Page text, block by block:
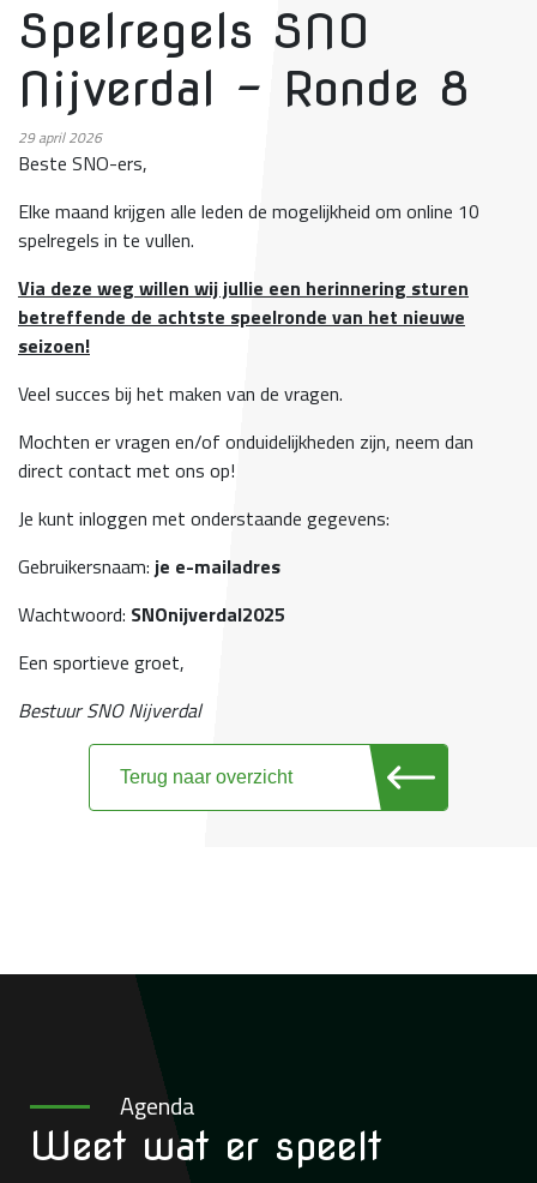
Spelregels SNO
Nijverdal - Ronde 8
29april 2026
Beste SNO-ers,
Elke maand krijgen alle leden de mogelijkheid om online 10
spelregels in te vullen.
Via deze weg willen wij jullie een herinnering sturen
betreffende de achtste speelronde van het nieuwe
seizoen!
Veel succes bij het maken van de vragen.
Mochten er vragen en/of onduidelijkheden zijn, neem dan
direct contact met ons op!
Je kunt inloggen met onderstaande gegevens:
Gebruikersnaam: je e-mailadres
Wachtwoord: SNOnijverdal2025
Een sportieve groet,
Bestuur SNO Nijverdal
Terug naar overzicht
Agenda
Weet wat er speelt